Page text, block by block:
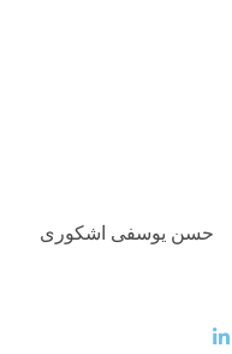
حسن یوسفی اشکوری